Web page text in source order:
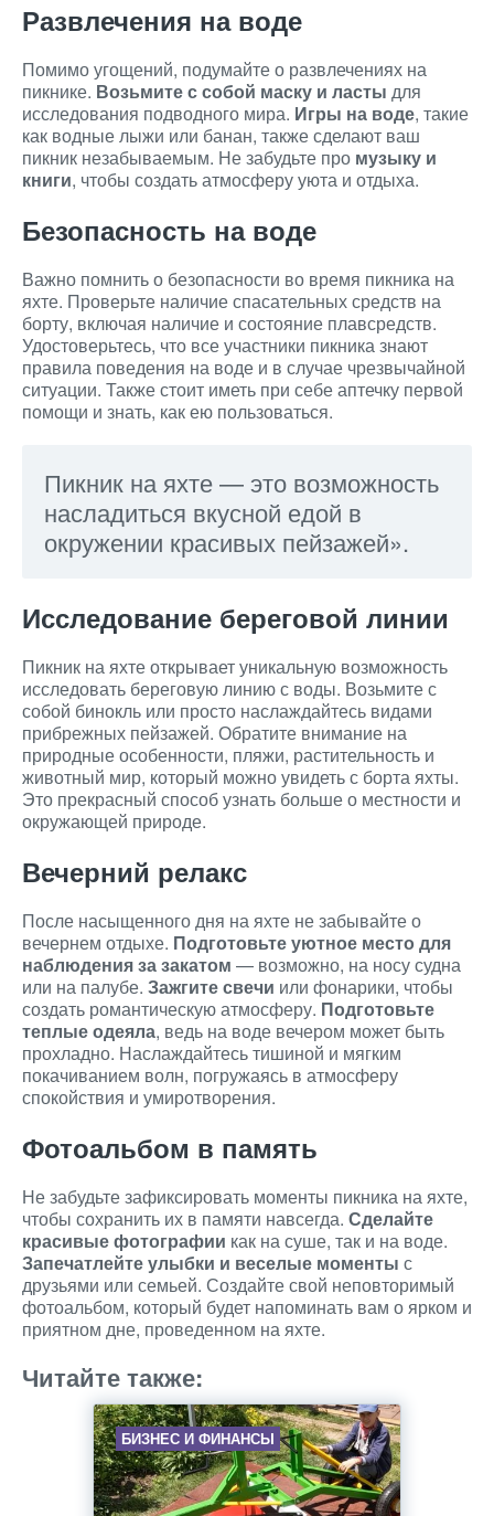
Развлечения на воде
Помимо угощений, подумайте о развлечениях на
пикнике. Возьмите с собой маску и ласты для
исследования подводного мира. Игры на воде, такие
как водные лыжи или банан, также сделают ваш
пикник незабываемым. Не забудьте про музыку и
книги, чтобы создать атмосферу уюта и отдыха.
Безопасность на воде
Важно помнить о безопасности во время пикника на
яхте. Проверьте наличие спасательных средств на
борту, включая наличие и состояние плавсредств.
Удостоверьтесь, что все участники пикника знают
правила поведения на воде и в случае чрезвычайной
ситуации. Также стоит иметь при себе аптечку первой
помощи и знать, как ею пользоваться.
Пикник на яхте — это возможность
насладиться вкусной едой в
окружении красивых пейзажей».
Исследование береговой линии
Пикник на яхте открывает уникальную возможность
исследовать береговую линию с воды. Возьмите с
собой бинокль или просто наслаждайтесь видами
прибрежных пейзажей. Обратите внимание на
природные особенности, пляжи, растительность и
животный мир, который можно увидеть с борта яхты.
Это прекрасный способ узнать больше о местности и
окружающей природе.
Вечерний релакс
После насыщенного дня на яхте не забывайте о
вечернем отдыхе. Подготовьте уютное место для
наблюдения за закатом — возможно, на носу судна
или на палубе. Зажгите свечи или фонарики, чтобы
создать романтическую атмосферу. Подготовьте
теплые одеяла, ведь на воде вечером может быть
прохладно. Наслаждайтесь тишиной и мягким
покачиванием волн, погружаясь в атмосферу
спокойствия и умиротворения.
Фотоальбом в память
Не забудьте зафиксировать моменты пикника на яхте,
чтобы сохранить их в памяти навсегда. Сделайте
красивые фотографии как на суше, так и на воде.
Запечатлейте улыбки и веселые моменты с
друзьями или семьей. Создайте свой неповторимый
фотоальбом, который будет напоминать вам о ярком и
приятном дне, проведенном на яхте.
Читайте также:
БИЗНЕС И ФИНАНСЫ